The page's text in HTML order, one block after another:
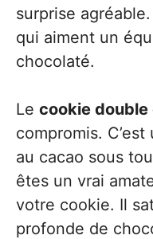
surprise
qui aiment un
chocolaté.
Le cookie
compromis.
au cacao sous
êtes un vrai
votre cookie. Il
profonde de